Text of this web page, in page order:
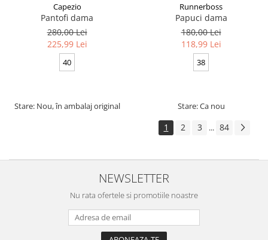
Capezio
Pantofi dama
280,00 Lei
225,99 Lei
40
Stare: Nou, în ambalaj original
Runnerboss
Papuci dama
180,00 Lei
118,99 Lei
38
Stare: Ca nou
1 2 3 ... 84
NEWSLETTER
Nu rata ofertele si promotiile noastre